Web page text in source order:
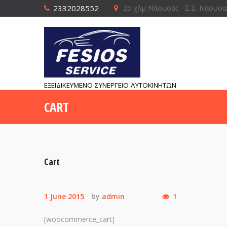
2332028552 2ο χλμ Νάουσας - Σ.Σ.
ΕΞΕΙΔΙΚΕΥΜΕΝΟ ΣΥΝΕΡΓΕΙΟ ΑΥΤΟΚΙΝΗΤΩΝ
CART
Cart
1 June 2015 by admin 1
[woocommerce_cart]